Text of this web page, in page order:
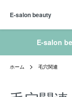
E-salon beauty
E-salon
ホーム 毛穴関連